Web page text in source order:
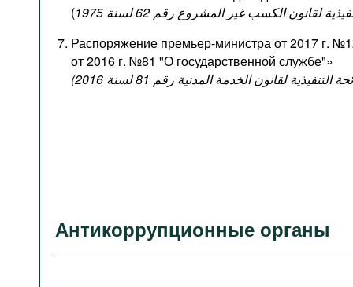
(
لقانون الكسب غير المشروع رقم 62 لسنة 1975
Распоряжение премьер-министра от 2017 г.
от 2016 г. №81 "О государственной службе"»
Антикоррупционные органы